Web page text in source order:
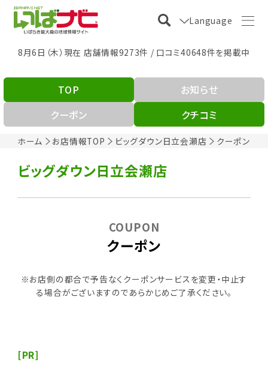
Language
8月6日（木）現在 店舗情報9273件 / 口コミ40648件を掲載中
ホーム お店情報TOP ビッグダウン日立会瀬店 クーポン
TOP
お知らせ
クーポン
クチコミ
ビッグダウン日立会瀬店
クーポン
COUPON
※お店側の都合で予告なくクーポンサービスを変更・中止す
る場合がございますのであらかじめご了承ください。
[PR]